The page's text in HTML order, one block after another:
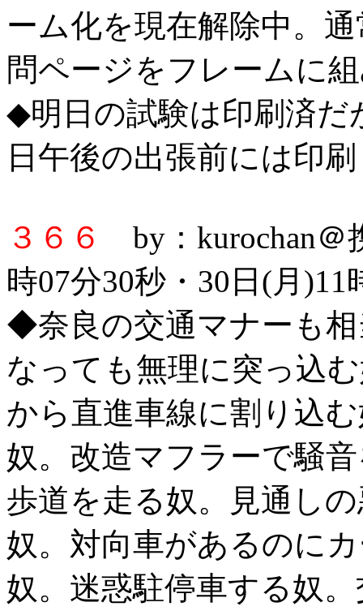
ーム化を現在解除中。
問ページをフレームに
◆明日の試験は印刷済だ
日午後の出張前には印
３６６
by：kurochan
時07分30秒・30日(月)11
◆奈良の交通マナーも
なっても無理に突っ込
から直進車線に割り込
奴。改造マフラーで騒
歩道を走る奴。見通し
奴。対向車があるのに
奴。迷惑駐停車する奴